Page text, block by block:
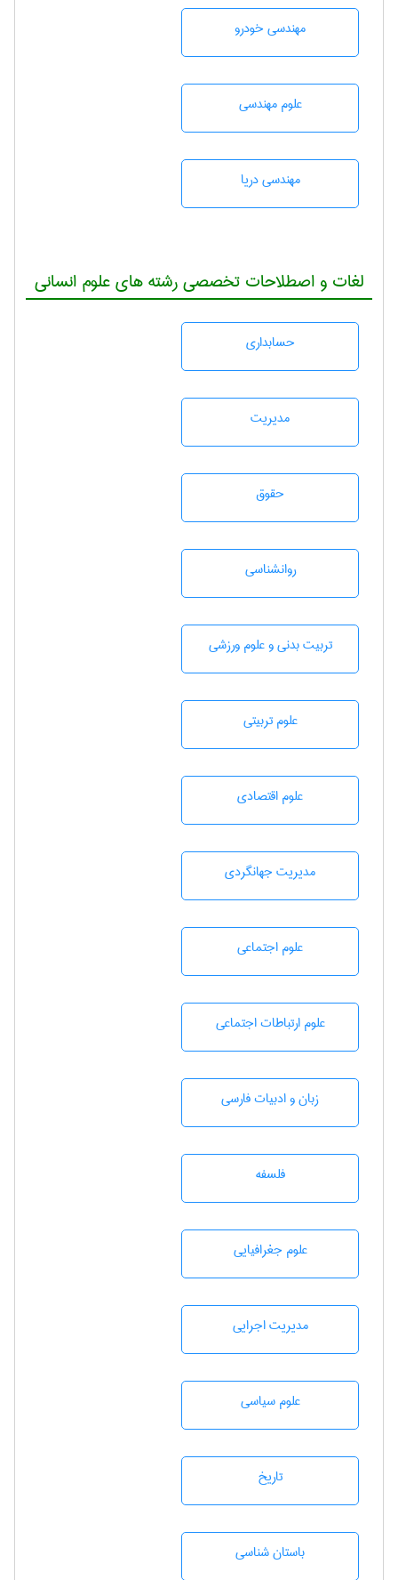
مهندسی خودرو
علوم مهندسی
مهندسی دریا
لغات و اصطلاحات تخصصی رشته های علوم انسانی
حسابداری
مديريت
حقوق
روانشناسی
تربيت بدنی و علوم ورزشی
علوم تربيتی
علوم اقتصادی
مديريت جهانگردی
علوم اجتماعی
علوم ارتباطات اجتماعی
زبان و ادبيات فارسی
فلسفه
علوم جغرافيايی
مديريت اجرايی
علوم سياسی
تاريخ
باستان شناسی